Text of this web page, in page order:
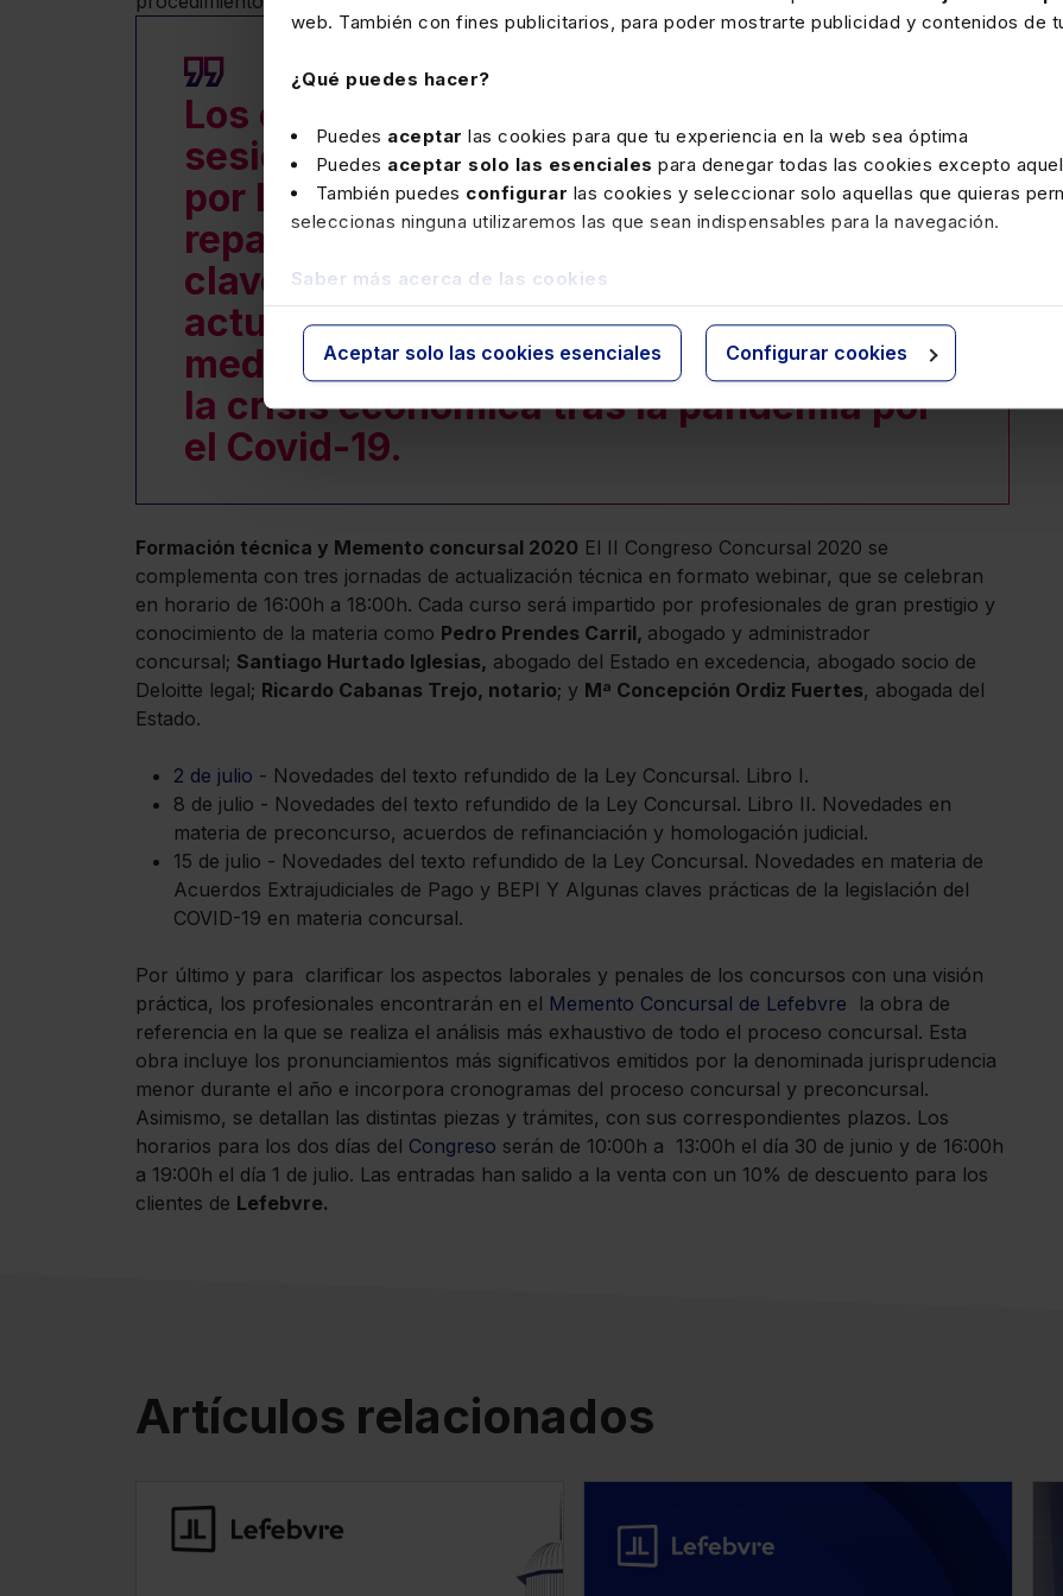
web. También con fines publicitarios, para poder mostrarte publicidad y contenidos de
¿Qué puedes hacer?
Puedes aceptar las cookies para que tu experiencia en la web sea óptima
Puedes aceptar solo las esenciales para denegar todas las cookies excepto
También puedes configurar las cookies y seleccionar solo aquellas que quieras
seleccionas ninguna utilizaremos las que sean indispensables para la navegación.
Saber más acerca de las cookies
Aceptar solo las cookies esenciales Configurar cookies
Los expertos que participan en esta
sesión divulgativa organizada
por Lefebvre,se ocuparán de dar un
repaso actualizado a aquellos aspectos
clave del texto refundido en el momento
actual y en relación a la adopción de
medidas concursales y su adaptación en
la crisis económica tras la pandemia por
el Covid-19.
Formación técnica y Memento concursal 2020 El II Congreso Concursal 2020 se
complementa con tres jornadas de actualización técnica en formato webinar, que se celebran
en horario de 16:00h a 18:00h. Cada curso será impartido por profesionales de gran prestigio y
conocimiento de la materia como Pedro Prendes Carril, abogado y administrador
concursal; Santiago Hurtado Iglesias, abogado del Estado en excedencia, abogado socio de
Deloitte legal; Ricardo Cabanas Trejo, notario; y Mª Concepción Ordiz Fuertes, abogada del
Estado.
2 de julio - Novedades del texto refundido de la Ley Concursal. Libro I.
8 de julio - Novedades del texto refundido de la Ley Concursal. Libro II. Novedades en
materia de preconcurso, acuerdos de refinanciación y homologación judicial.
15 de julio - Novedades del texto refundido de la Ley Concursal. Novedades en materia de
Acuerdos Extrajudiciales de Pago y BEPI Y Algunas claves prácticas de la legislación del
COVID-19 en materia concursal.
Por último y para clarificar los aspectos laborales y penales de los concursos con una visión
práctica, los profesionales encontrarán en el Memento Concursal de Lefebvre
la obra de
referencia en la que se realiza el análisis más exhaustivo de todo el proceso concursal. Esta
obra incluye los pronunciamientos más significativos emitidos por la denominada jurisprudencia
menor durante el año e incorpora cronogramas del proceso concursal y preconcursal.
Asimismo, se detallan las distintas piezas y trámites, con sus correspondientes plazos. Los
horarios para los dos días del Congreso serán de 10:00h a 13:00h el día 30 de junio y de 16:00h
a 19:00h el día 1 de julio. Las entradas han salido a la venta con un 10% de descuento para los
clientes de Lefebvre.
Artículos relacionados